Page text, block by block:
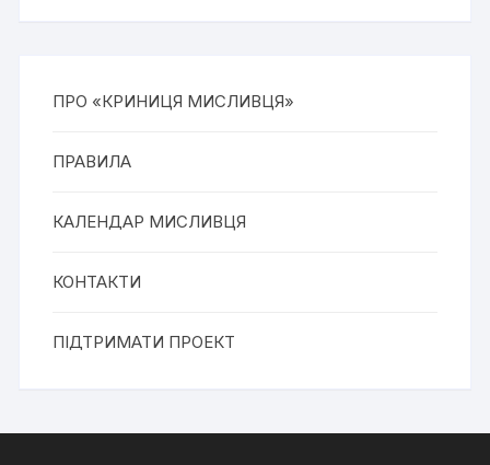
ПРО «КРИНИЦЯ МИСЛИВЦЯ»
ПРАВИЛА
КАЛЕНДАР МИСЛИВЦЯ
КОНТАКТИ
ПІДТРИМАТИ ПРОЕКТ